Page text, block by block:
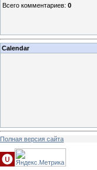
Всего комментариев: 0
Calendar
Полная версия сайта